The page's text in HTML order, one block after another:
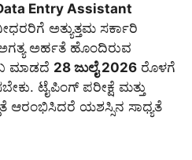
Entry Assistant
ಅತ್ಯುತ್ತಮ ಸರ್ಕಾರಿ
ಅರ್ಹತೆ ಹೊಂದಿರುವ
ಮಾಡದೆ 28 ಜುಲೈ 2026 ರೊಳಗೆ
ಟೈಪಿಂಗ್ ಪರೀಕ್ಷೆ ಮತ್ತು
ಆರಂಭಿಸಿದರೆ ಯಶಸ್ಸಿನ ಸಾಧ್ಯತೆ